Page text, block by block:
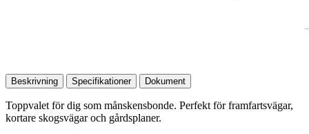
Beskrivning Specifikationer Dokument
Toppvalet för dig som månskensbonde. Perfekt för framfartsvägar,
kortare skogsvägar och gårdsplaner.